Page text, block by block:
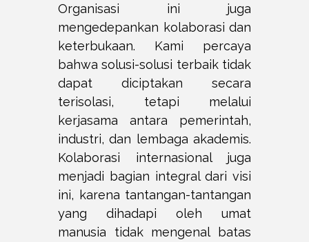
Organisasi ini juga
mengedepankan kolaborasi dan
keterbukaan. Kami percaya
bahwa solusi-solusi terbaik tidak
dapat diciptakan secara
terisolasi, tetapi melalui
kerjasama antara pemerintah,
industri, dan lembaga akademis.
Kolaborasi internasional juga
menjadi bagian integral dari visi
ini, karena tantangan-tantangan
yang dihadapi oleh umat
manusia tidak mengenal batas